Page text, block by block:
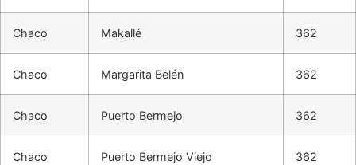
Chaco Makallé 362
Chaco Margarita Belén 362
Chaco Puerto Bermejo 362
Chaco Puerto Bermejo Viejo 362